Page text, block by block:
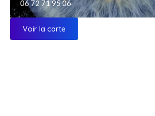
06 72 71 95 06
Voir la carte